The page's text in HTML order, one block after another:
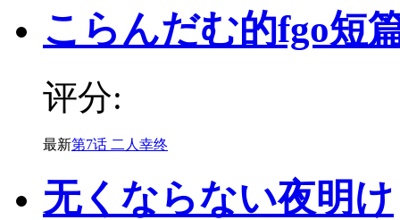
こらんだむ的fgo短
评分:
最新第7话 二人幸终
无くならない夜明け